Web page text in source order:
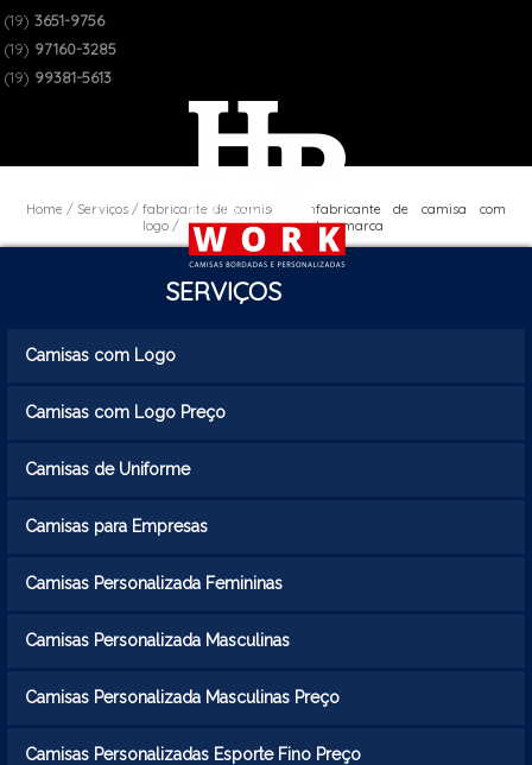
(19) 3651-9756
(19) 97160-3285
(19) 99381-5613
Home Serviços
fabricante de camisas com
logo
fabricante de camisa com
logomarca
SERVIÇOS
Camisas com Logo
Camisas com Logo Preço
Camisas de Uniforme
Camisas para Empresas
Camisas Personalizada Femininas
Camisas Personalizada Masculinas
Camisas Personalizada Masculinas Preço
Camisas Personalizadas Esporte Fino Preço